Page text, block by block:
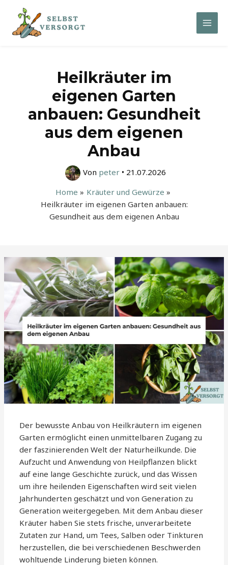
Inhalt
springen
Main
Heilkräuter im
eigenen Garten
anbauen: Gesundheit
aus dem eigenen
Anbau
Von peter • 21.07.2026
Home
Kräuter und Gewürze
Heilkräuter im eigenen Garten anbauen:
Gesundheit aus dem eigenen Anbau
Der bewusste Anbau von Heilkräutern im eigenen
Garten ermöglicht einen unmittelbaren Zugang zu
der faszinierenden Welt der Naturheilkunde. Die
Aufzucht und Anwendung von Heilpflanzen blickt
auf eine lange Geschichte zurück, und das Wissen
um ihre heilenden Eigenschaften wird seit vielen
Jahrhunderten geschätzt und von Generation zu
Generation weitergegeben. Mit dem Anbau dieser
Kräuter haben Sie stets frische, unverarbeitete
Zutaten zur Hand, um Tees, Salben oder Tinkturen
herzustellen, die bei verschiedenen Beschwerden
wohltuende Linderung bieten können.